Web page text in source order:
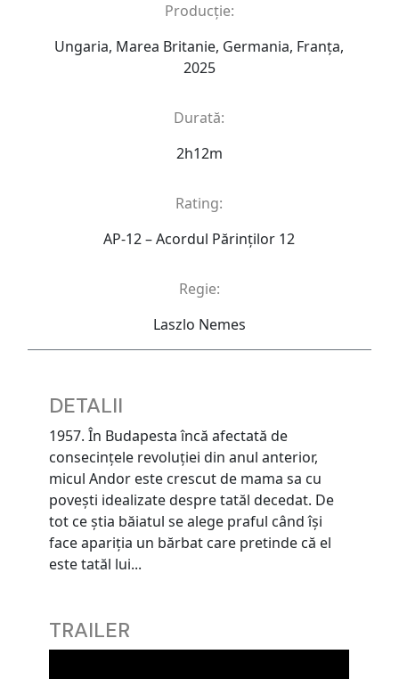
Producție:
Ungaria, Marea Britanie, Germania, Franța,
2025
Durată:
2h12m
Rating:
AP-12 – Acordul Părinţilor 12
Regie:
Laszlo Nemes
DETALII
1957. În Budapesta încă afectată de
consecinţele revoluţiei din anul anterior,
micul Andor este crescut de mama sa cu
poveşti idealizate despre tatăl decedat. De
tot ce ştia băiatul se alege praful când îşi
face apariţia un bărbat care pretinde că el
este tatăl lui...
TRAILER